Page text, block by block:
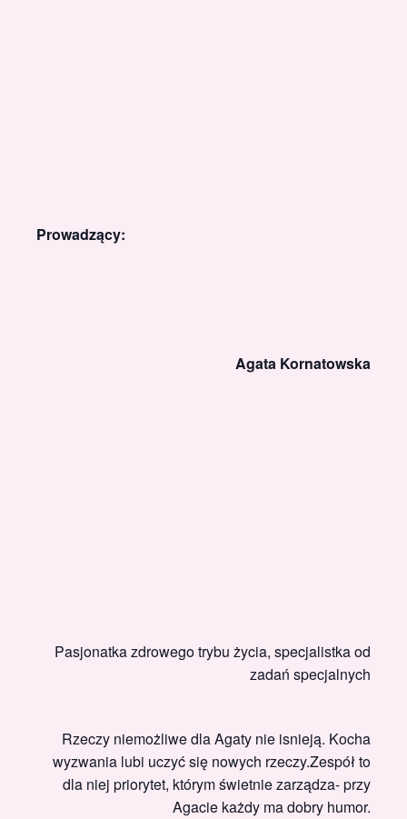
Prowadzący:
Agata Kornatowska
Pasjonatka zdrowego trybu życia, specjalistka od
zadań specjalnych
Rzeczy niemożliwe dla Agaty nie isnieją. Kocha
wyzwania lubi uczyć się nowych rzeczy.Zespół to
dla niej priorytet, którym świetnie zarządza- przy
Agacie każdy ma dobry humor.